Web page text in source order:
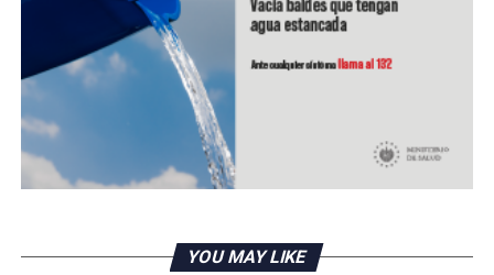
RELATED TOPICS:
El Salvador: Más de 90 sismos registrados en Santa
YOU MAY LIKE